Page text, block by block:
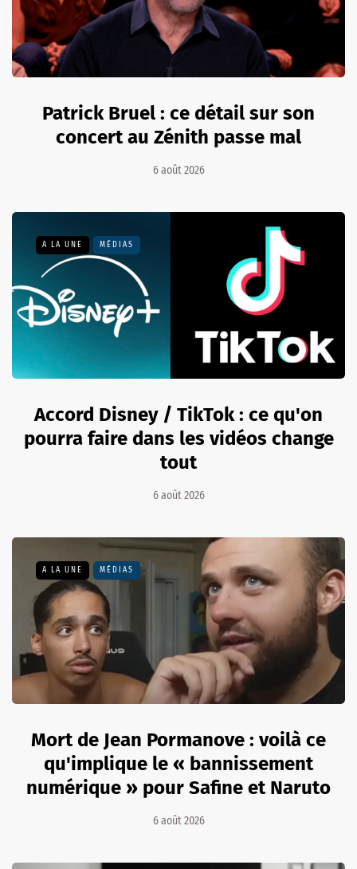
Patrick Bruel : ce détail sur son
concert au Zénith passe mal
6 août 2026
A LA UNE MÉDIAS
Accord Disney / TikTok : ce qu'on
pourra faire dans les vidéos change
tout
6 août 2026
A LA UNE MÉDIAS
Mort de Jean Pormanove : voilà ce
qu'implique le « bannissement
numérique » pour Safine et Naruto
6 août 2026